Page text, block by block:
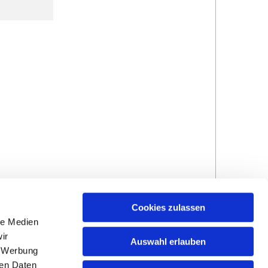
Medien
Daten
Cookies zulassen
Auswahl erlauben